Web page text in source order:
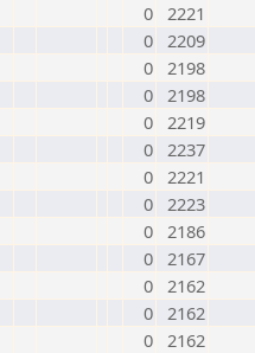
0 2221
0 2209
0 2198
0 2198
0 2219
0 2237
0 2221
0 2223
0 2186
0 2167
0 2162
0 2162
0 2162